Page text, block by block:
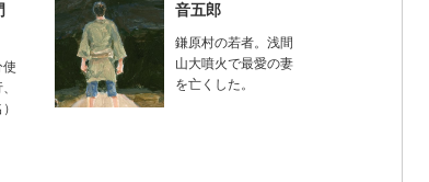
使
音五郎
鎌原村の若者。浅間
山大噴火で最愛の妻
を亡くした。